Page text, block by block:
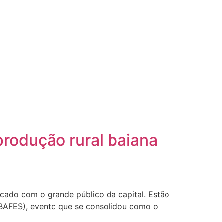
rural baiana
com o grande público da capital. Estão
evento que se consolidou como o